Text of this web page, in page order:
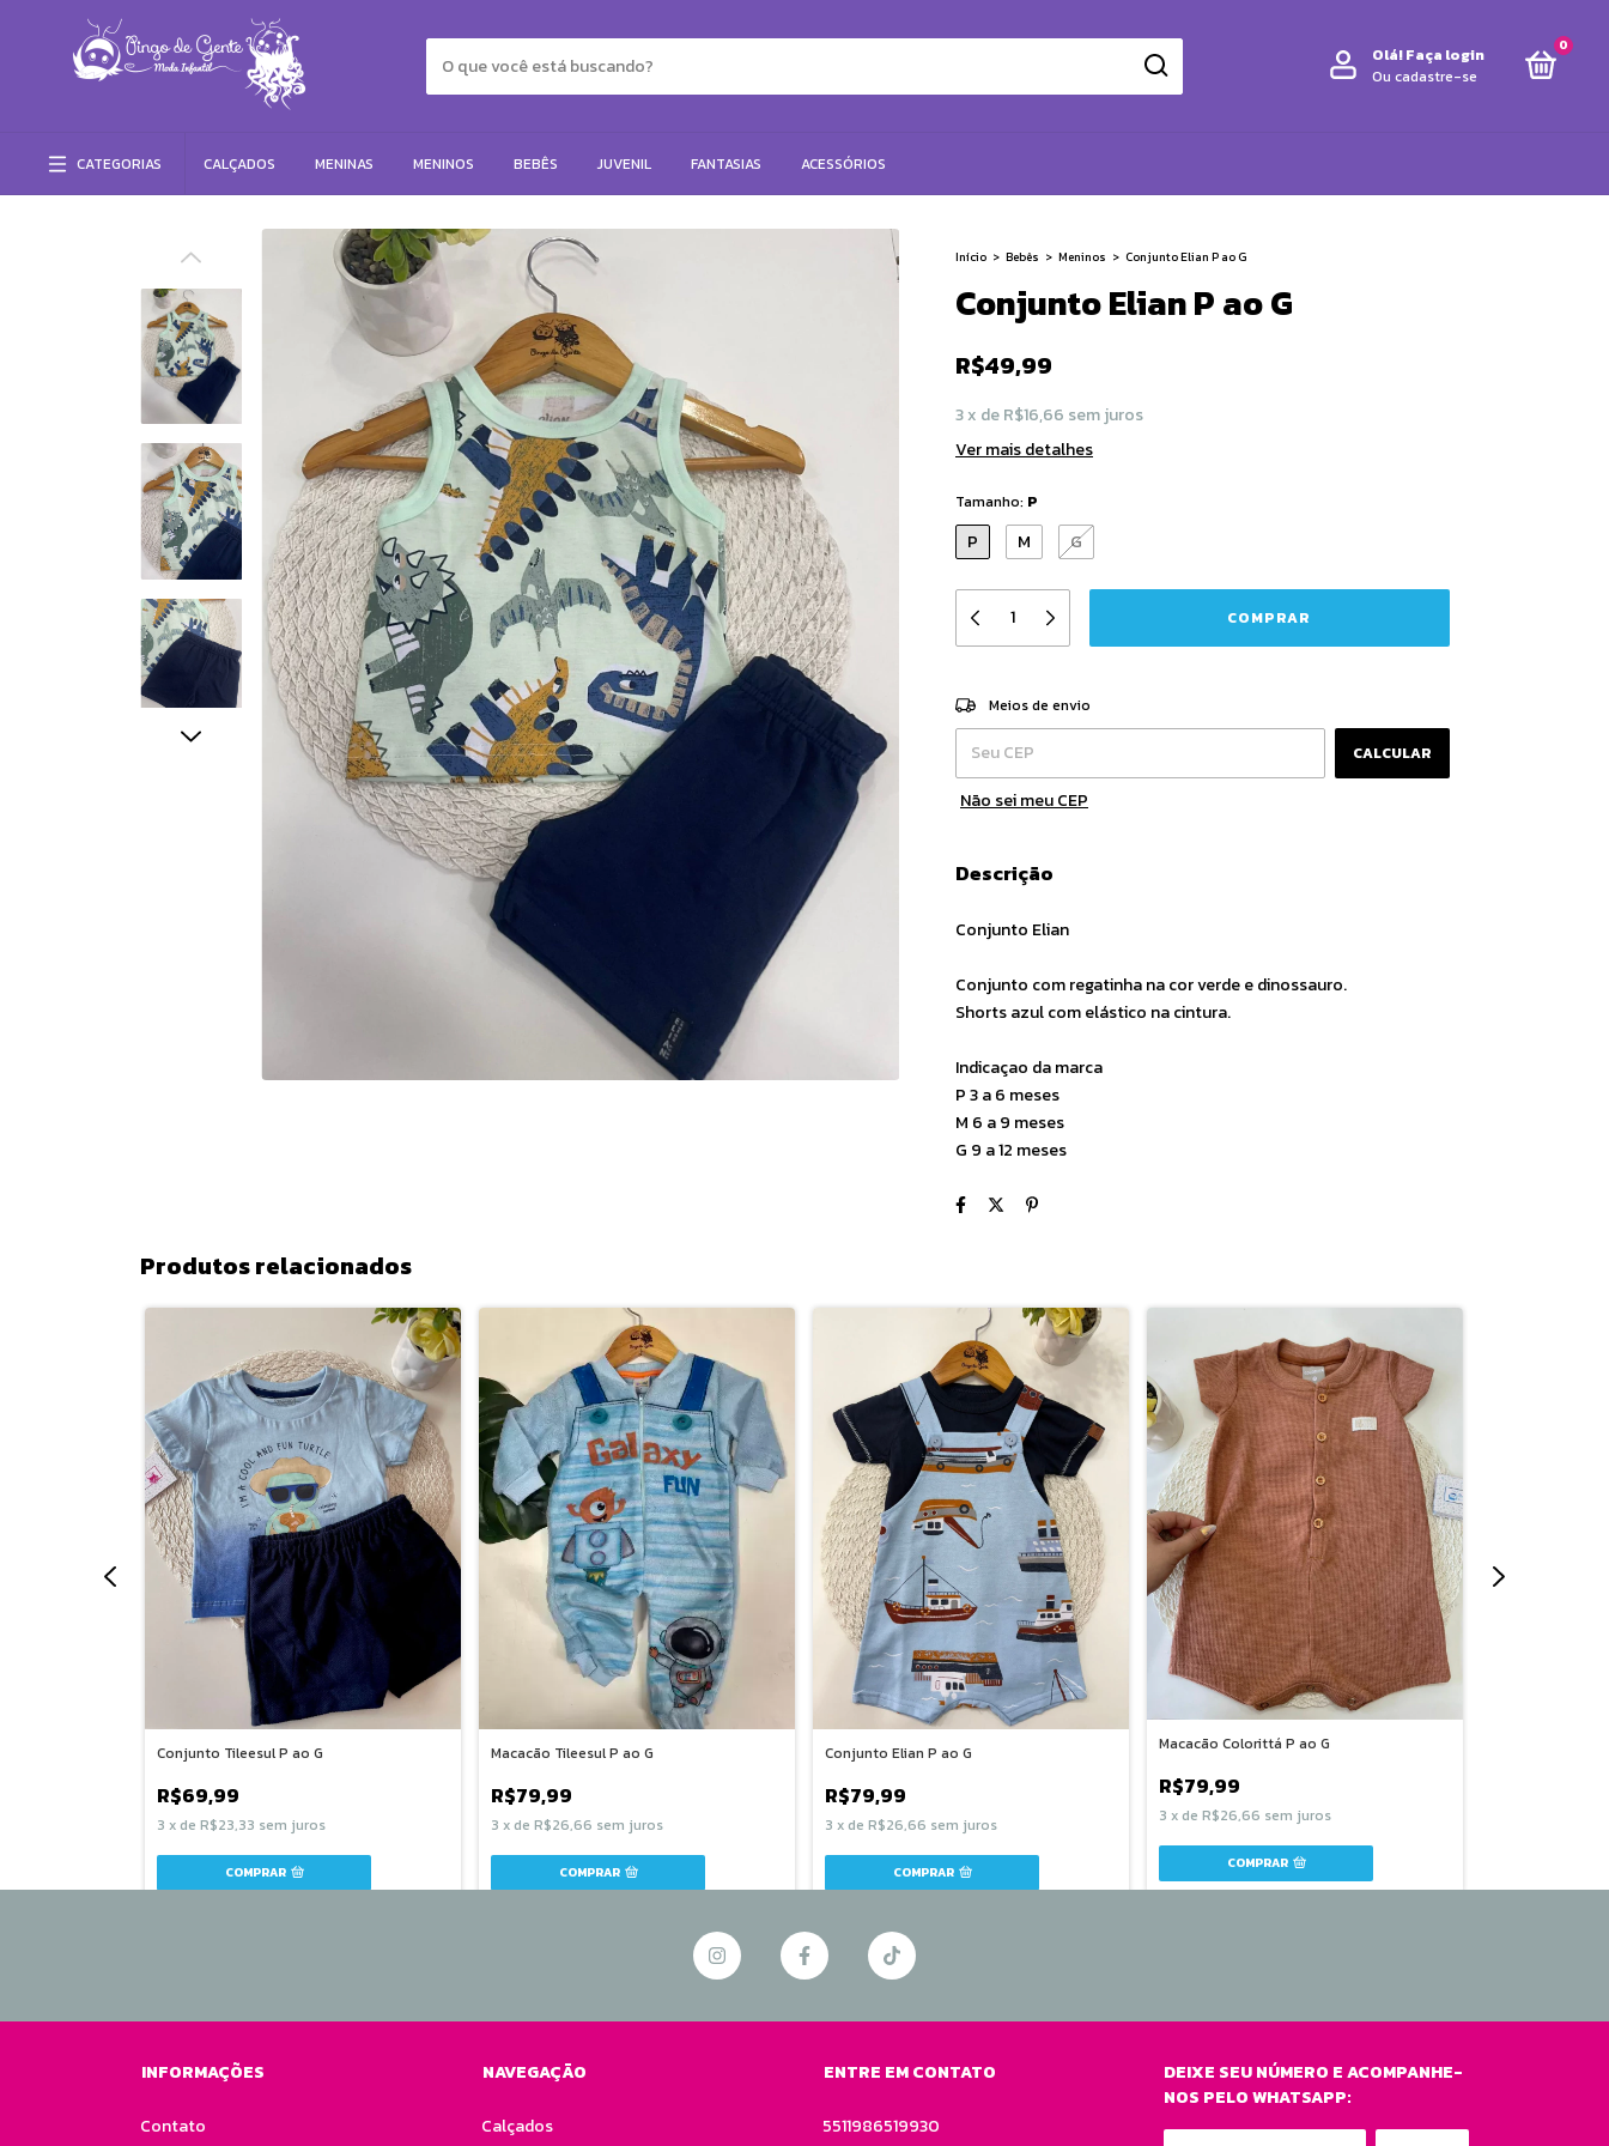
Olá!Faça login
Ou cadastre-se
0
CATEGORIAS CALÇADOS MENINAS MENINOS BEBÊS JUVENIL FANTASIAS ACESSÓRIOS
Início > Bebês > Meninos > Conjunto Elian P ao G
Conjunto Elian P ao G
R$49,99
3x deR$16,66 sem juros
Ver mais detalhes
Tamanho: P
P M G
Entregas para o CEP:
Meios de envio
CALCULAR
Não sei meu CEP
Descrição
Conjunto Elian
Conjunto com regatinha na cor verde e dinossauro.
Shorts azul com elástico na cintura.
Indicaçao da marca
P 3 a 6 meses
M 6 a 9 meses
G 9 a 12 meses
Produtos relacionados
Conjunto Tileesul P ao G
R$69,99
3 xde R$23,33 sem juros
COMPRAR
Macacão Tileesul P ao G
R$79,99
3 xde R$26,66 sem juros
COMPRAR
Conjunto Elian P ao G
R$79,99
3 xde R$26,66 sem juros
COMPRAR
Macacão Colorittá P ao G
R$79,99
3 xde R$26,66 sem juros
COMPRAR
INFORMAÇÕES
Contato
NAVEGAÇÃO
Calçados
ENTRE EM CONTATO
5511986519930
DEIXE SEU NÚMERO E ACOMPANHE-
NOS PELO WHATSAPP: